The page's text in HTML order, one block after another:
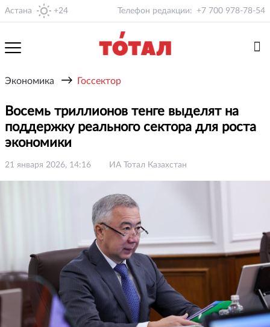
Астана +24 Телефон редакции: +7 700 978-78-54
Экономика → Госсектор
Восемь триллионов тенге выделят на
поддержку реального сектора для роста
экономики
21 января 2026, 14:16 ИА Тотал Казахстан